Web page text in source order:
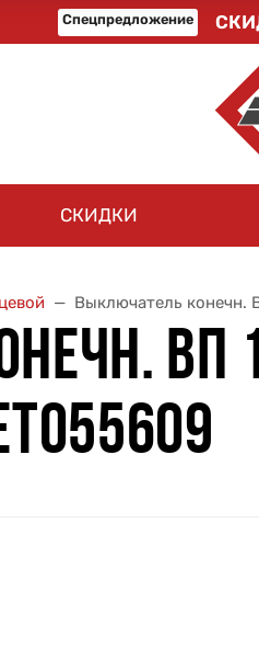
Спецпредложение
СКИДКИ
Выключатель конечн.
ВП